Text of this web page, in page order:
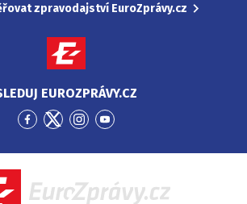
zpravodajství EuroZprávy.cz
EUROZPRÁVY.CZ
Přejít
Facebook
Přejít
Twitter
Přejít
Instagram
Přejít
YouTube
EuroZprávy.cz